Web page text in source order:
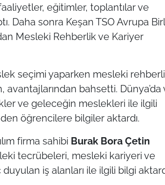
eğitimler, toplantılar ve
Daha sonra Keşan TSO Avrupa
Mesleki Rehberlik ve Kariyer
seçimi yaparken mesleki
avantajlarından bahsetti. Dünya’da
ve geleceğin meslekleri ile ilgili
öğrencilere bilgiler aktardı.
firma sahibi Burak Bora Çetin
tecrübeleri, mesleki kariyeri ve
iş alanları ile ilgili bilgi